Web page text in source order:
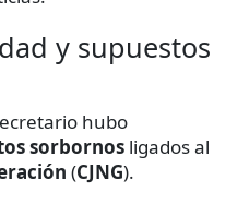
y supuestos
hubo
sorbornos ligados al
(CJNG).